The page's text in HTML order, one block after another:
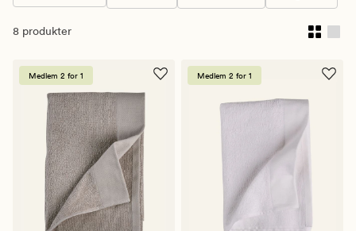
8 produkter
Medlem 2 for 1 Medlem 2 for 1